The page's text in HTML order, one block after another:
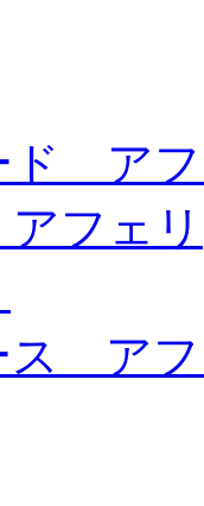
ド ア
フェリ
ス ア